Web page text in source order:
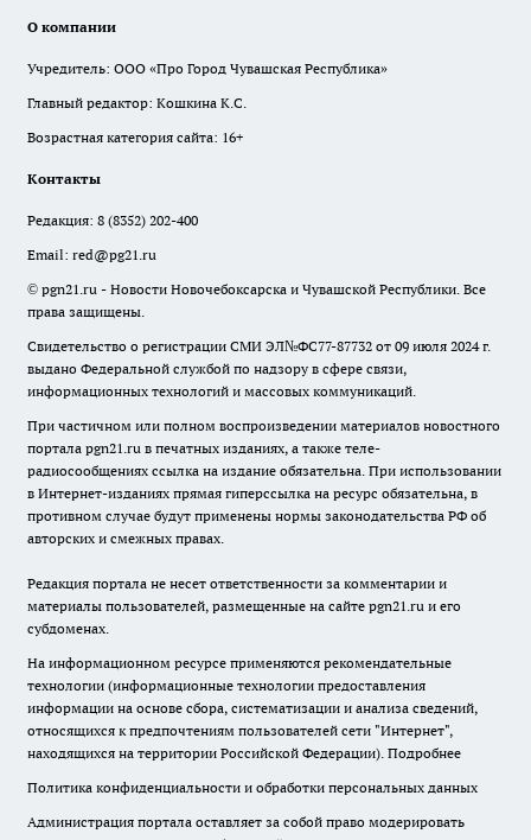
О компании
Учредитель: ООО «Про Город Чувашская Республика»
Главный редактор: Кошкина К.С.
Возрастная категория сайта: 16+
Контакты
Редакция: 8 (8352) 202-400
Email: red@pg21.ru
© pgn21.ru - Новости Новочебоксарска и Чувашской Республики. Все
права защищены.
Свидетельство о регистрации СМИ ЭЛ№ФС77-87732 от 09 июля 2024 г.
выдано Федеральной службой по надзору в сфере связи,
информационных технологий и массовых коммуникаций.
При частичном или полном воспроизведении материалов новостного
портала pgn21.ru в печатных изданиях, а также теле-
радиосообщениях ссылка на издание обязательна. При использовании
в Интернет-изданиях прямая гиперссылка на ресурс обязательна, в
противном случае будут применены нормы законодательства РФ об
авторских и смежных правах.
Редакция портала не несет ответственности за комментарии и
материалы пользователей, размещенные на сайте pgn21.ru и его
субдоменах.
На информационном ресурсе применяются рекомендательные
технологии (информационные технологии предоставления
информации на основе сбора, систематизации и анализа сведений,
относящихся к предпочтениям пользователей сети "Интернет",
находящихся на территории Российской Федерации). Подробнее
Политика конфиденциальности и обработки персональных данных
Администрация портала оставляет за собой право модерировать